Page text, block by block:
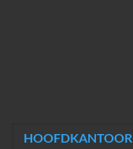
HOOFDKANTOOR